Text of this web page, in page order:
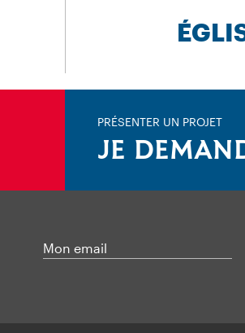
PRÉSENTER UN PROJET
JE
Mon email